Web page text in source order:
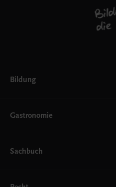
Bildung
AHS
EWF/ZWF
FW
Gastronomie
Getränke
Service
Sachbuch